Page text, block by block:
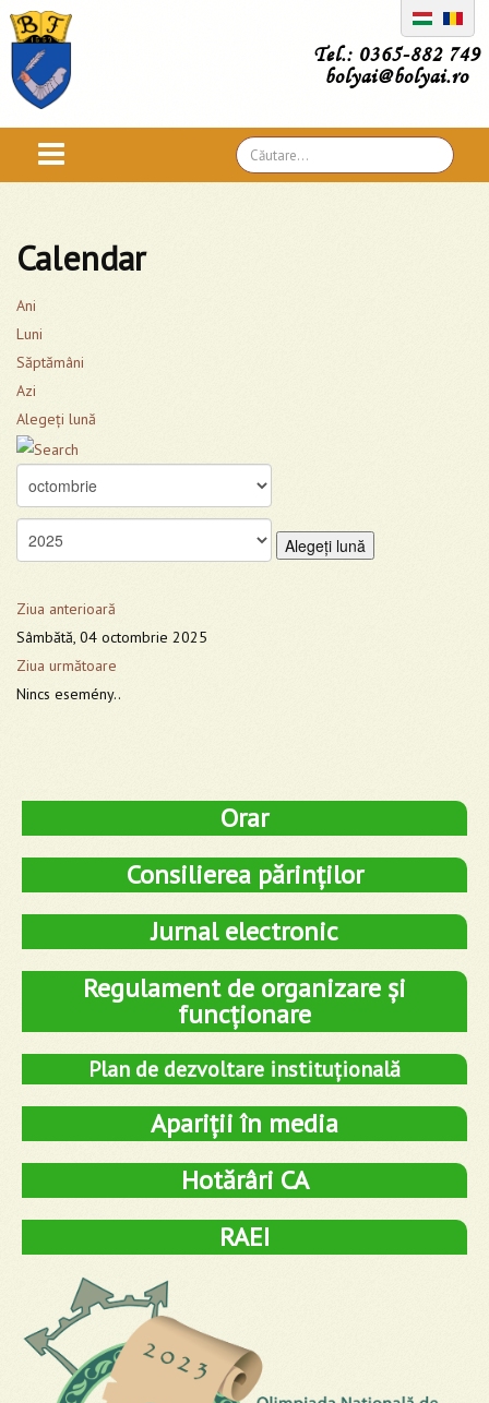
Tel.: 0365-882 749
bolyai@bolyai.ro
Căutare
...
Calendar
Ani
Luni
Săptămâni
Azi
Alegeţi lună
Alegeţi lună
Ziua anterioară
Sâmbătă, 04 octombrie 2025
Ziua următoare
Nincs esemény..
Orar
Consilierea părinților
Jurnal electronic
Regulament de organizare și
funcționare
Plan de dezvoltare instituțională
Apariții în media
Hotărâri CA
RAEI